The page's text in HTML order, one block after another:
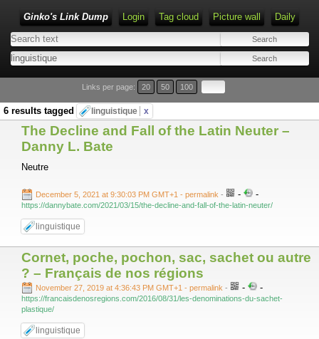
Ginko's Link Dump Login Tag cloud Picture wall Daily
Type 1 or more characters for results.
Links per page: 20 50 100
6 results tagged linguistique x
The Decline and Fall of the Latin Neuter –
Danny L. Bate
Neutre
December 5, 2021 at 9:30:03 PM GMT+1 - permalink - - -
https://dannybate.com/2021/03/15/the-decline-and-fall-of-the-latin-neuter/
linguistique
Cornet, poche, pochon, sac, sachet ou autre
? – Français de nos régions
November 27, 2019 at 4:36:43 PM GMT+1 - permalink - - -
https://francaisdenosregions.com/2016/08/31/les-denominations-du-sachet-
plastique/
linguistique